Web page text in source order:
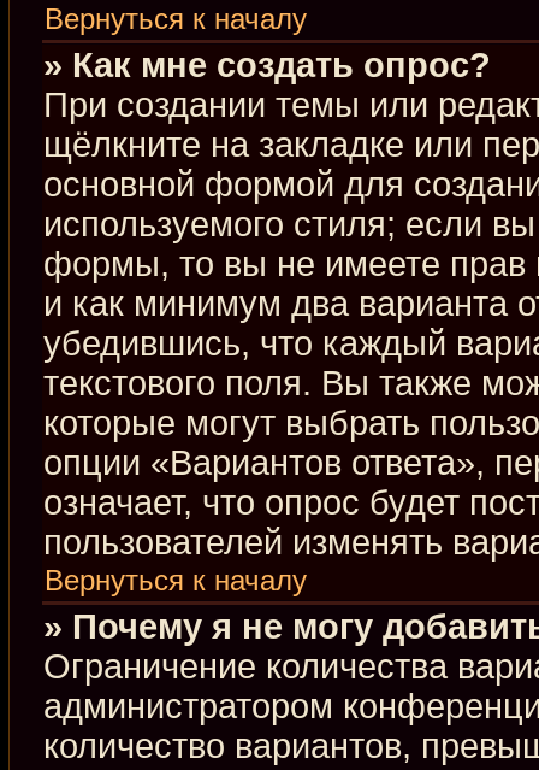
Вернуться к началу
» Как мне создать опрос?
При создании темы или
щёлкните на закладке или
основной формой для
используемого стиля; если
формы, то вы не имеете прав
и как минимум два варианта
убедившись, что каждый
текстового поля. Вы также
которые могут выбрать
опции «Вариантов ответа»,
означает, что опрос будет
пользователей изменять
Вернуться к началу
» Почему я не могу
Ограничение количества
администратором
количество вариантов,